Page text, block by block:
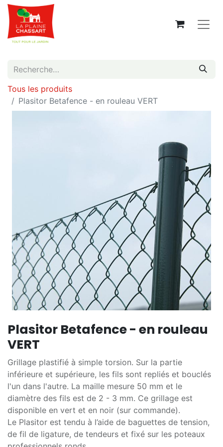
Tous les produits
Plasitor Betafence - en rouleau VERT
Plasitor Betafence - en rouleau
VERT
Grillage plastifié à simple torsion. Sur la partie
inférieure et supérieure, les fils sont repliés et bouclés
l'un dans l'autre. La maille mesure 50 mm et le
diamètre des fils est de 2 - 3 mm. Ce grillage est
disponible en vert et en noir (sur commande).
Le Plasitor est tendu à l’aide de baguettes de tension,
de fil de ligature, de tendeurs et fixé sur les poteaux